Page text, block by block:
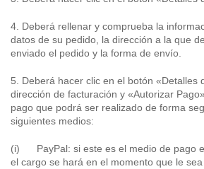
4. Deberá rellenar y comprueba la
datos de su pedido, la dirección a la que
enviado el pedido y la forma de envío.
5. Deberá hacer clic en el botón «Detalles
dirección de facturación y «Autorizar
pago que podrá ser realizado de forma
siguientes medios:
(i) PayPal: si este es el medio de pago
el cargo se hará en el momento que le